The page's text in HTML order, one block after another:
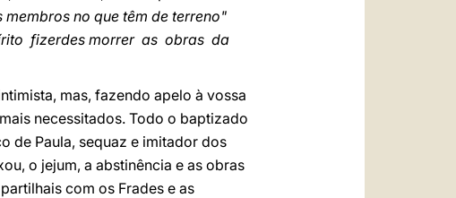
no que têm de terreno"
fizerdes morrer as obras da
mas, fazendo apelo à vossa
necessitados. Todo o baptizado
de Paula, sequaz e imitador dos
o jejum, a abstinência e as obras
com os Frades e as